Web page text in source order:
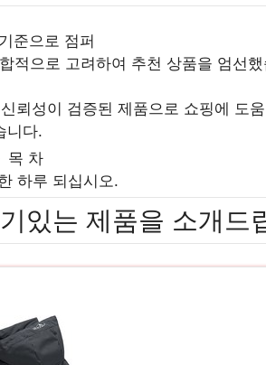
준으로 점퍼
적으로 고려하여 추천 상품을 엄선
뢰성이 검증된 제품으로 쇼핑에 도
니다.
목 차
하루 되십시오.
있는 제품을 소개드